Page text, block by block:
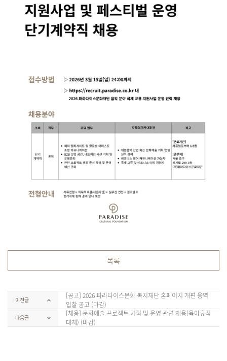
목록
이전글
[공고] 2026 파라다이스문화·복지재단 홈페이지 개편 용역
입찰 공고 (마감)
다음글
[채용] 문화예술 프로젝트 기획 및 운영 관련 채용(육아휴직
대체) (마감)